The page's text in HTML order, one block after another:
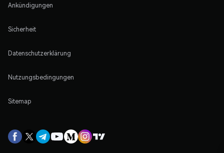
Ankündigungen
Sicherheit
Datenschutzerklärung
Nutzungsbedingungen
Sitemap